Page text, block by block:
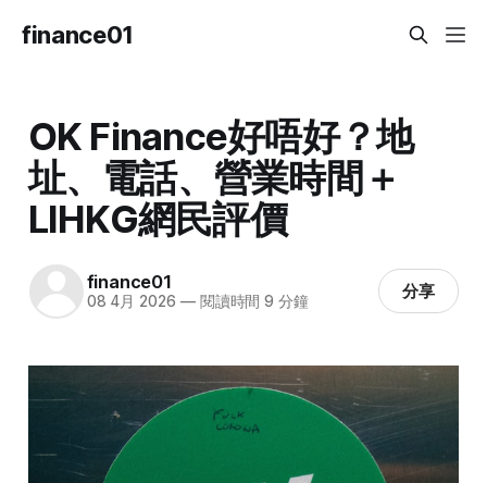
finance01
OK Finance好唔好？地
址、電話、營業時間＋
LIHKG網民評價
finance01
08 4月 2026 —閱讀時間 9 分鐘 分享